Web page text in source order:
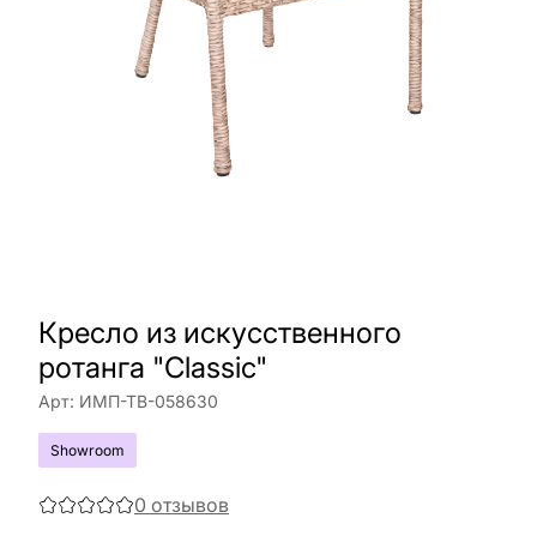
Кресло из искусственного
ротанга "Classic"
Арт: ИМП-ТВ-058630
Showroom
0 отзывов